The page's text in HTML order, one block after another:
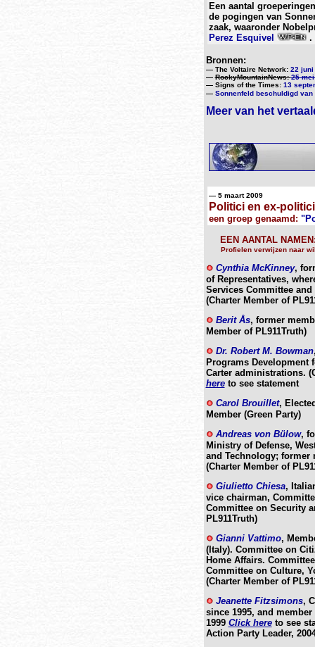
Een aantal
de pogingen van
zaak, waaronder
Perez Esquivel
.
Bronnen:
—The Voltaire Network: 22 juni
— RockyMountainNews:25
—Signs of the Times: 13
— Sonnenfeld beschuldigd
Meer van het
— 5 maart 2009
Politici en ex-
een groep genaamd:
EEN AANTAL
Profielen verwijzen naar
Cynthia McKinney,
of Representatives,
Services Committee
(Charter Member of
Berit Ås, former
Member of PL911Truth)
Dr. Robert M. Bowman
Programs Development
Carter administrations.
hereto see statement
Carol Brouillet,
Member (Green Party)
Andreas von Bülow,
Ministry of Defense,
and Technology; former
(Charter Member of
Giulietto Chiesa,
vice chairman,
Committee on Security
PL911Truth)
Gianni Vattimo,
(Italy). Committee on
Home Affairs.
Committee on Culture,
(Charter Member of
Jeanette Fitzsimons,
since 1995, and
1999 Click hereto see
Action Party Leader,